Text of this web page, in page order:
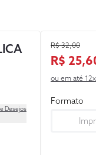
Desejos
R$ 32,00
R$
ou em até 12x
Formato